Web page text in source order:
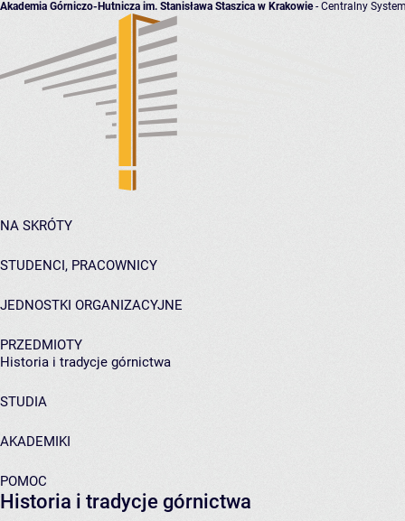
Akademia Górniczo-Hutnicza im. Stanisława Staszica w Krakowie- Centralny
NA SKRÓTY
STUDENCI, PRACOWNICY
JEDNOSTKI ORGANIZACYJNE
PRZEDMIOTY
Historia i tradycje górnictwa
STUDIA
AKADEMIKI
POMOC
Historia i tradycje górnictwa